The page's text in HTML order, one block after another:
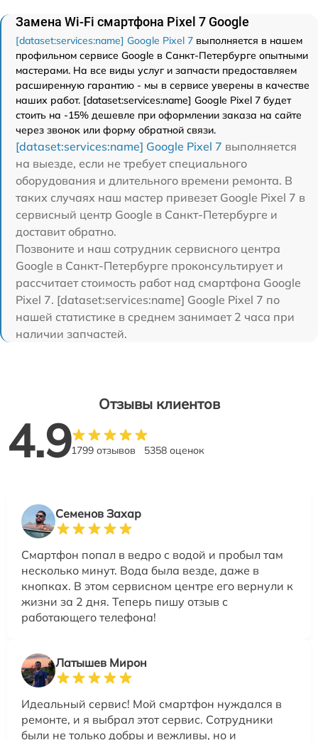
Замена Wi-Fi смартфона Pixel 7 Google
[dataset:services:name] Google Pixel 7 выполняется в нашем
профильном сервисе Google в Санкт-Петербурге опытными
мастерами. На все виды услуг и запчасти предоставляем
расширенную гарантию - мы в сервисе уверены в качестве
наших работ. [dataset:services:name] Google Pixel 7 будет
стоить на -15% дешевле при оформлении заказа на сайте
через звонок или форму обратной связи.
[dataset:services:name] Google Pixel 7 выполняется
на выезде, если не требует специального
оборудования и длительного времени ремонта. В
таких случаях наш мастер привезет Google Pixel 7 в
сервисный центр Google в Санкт-Петербурге и
доставит обратно.
Позвоните и наш сотрудник сервисного центра
Google в Санкт-Петербурге проконсультирует и
рассчитает стоимость работ над смартфона Google
Pixel 7. [dataset:services:name] Google Pixel 7 по
нашей статистике в среднем занимает 2 часа при
наличии запчастей.
Отзывы клиентов
4.91799 отзывов 5358 оценок
Семенов Захар
Смартфон попал в ведро с водой и пробыл там
несколько минут. Вода была везде, даже в
кнопках. В этом сервисном центре его вернули к
жизни за 2 дня. Теперь пишу отзыв с
работающего телефона!
Латышев Мирон
Идеальный сервис! Мой смартфон нуждался в
ремонте, и я выбрал этот сервис. Сотрудники
были не только добры и вежливы, но и